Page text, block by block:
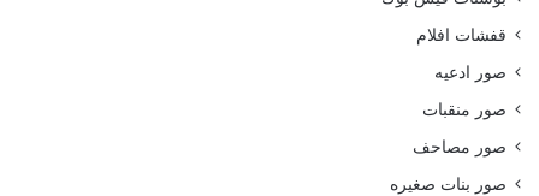
قفشات افلام
صور ادعيه
صور منقبات
صور مصاحف
صور بنات صغيره